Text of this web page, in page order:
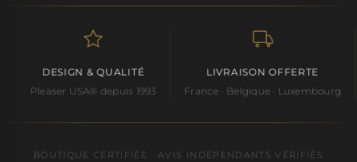
DESIGN & QUALITÉ
Pleaser USA® depuis 1993
LIVRAISON OFFERTE
France · Belgique · Luxembourg
BOUTIQUE CERTIFIÉE · AVIS INDÉPENDANTS VÉRIFIÉS